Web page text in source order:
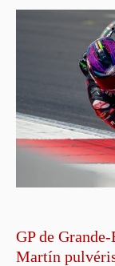
GP de
Martín